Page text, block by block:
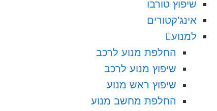
שיפוץ טורבו
אינג’קטורים
למנוע
החלפת מנוע לרכב
שיפוץ מנוע לרכב
שיפוץ ראש מנוע
החלפת מחשב מנוע